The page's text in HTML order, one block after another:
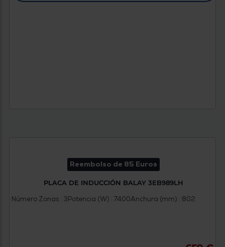
Reembolso de 85 Euros
PLACA DE INDUCCIÓN BALAY 3EB989LH
Número Zonas : 3Potencia (W) : 7400Anchura (mm) : 802